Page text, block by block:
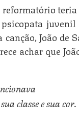
João de
achar que
classe e sua cor.